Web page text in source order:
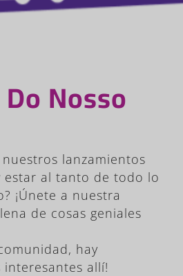
Nosso
lanzamientos
estar al tanto de todo lo
¡Únete a nuestra
de cosas geniales
hay
interesantes allí!